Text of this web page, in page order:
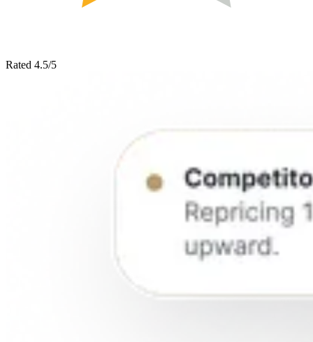
Rated 4.5/5